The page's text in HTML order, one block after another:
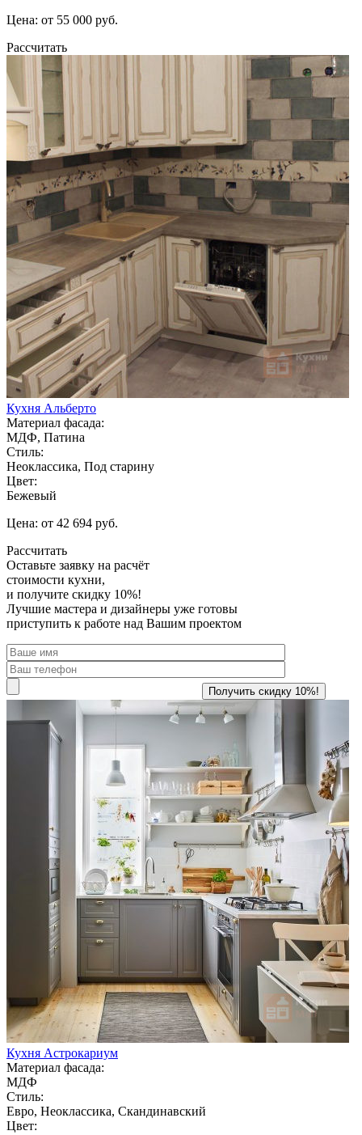
Цена: от 55 000 руб.
Рассчитать
Кухня Альберто
Материал фасада:
МДФ, Патина
Стиль:
Неоклассика, Под старину
Цвет:
Бежевый
Цена: от 42 694 руб.
Рассчитать
Оставьте заявку на расчёт
стоимости кухни,
и получите скидку 10%!
Лучшие мастера и дизайнеры уже готовы
приступить к работе над Вашим проектом
Кухня Астрокариум
Материал фасада:
МДФ
Стиль:
Евро, Неоклассика, Скандинавский
Цвет: